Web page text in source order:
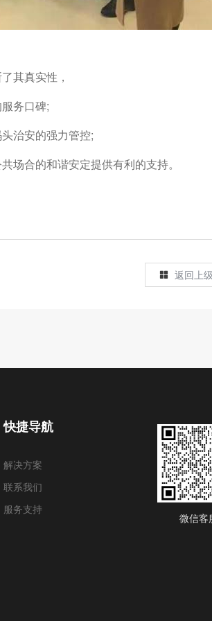
其真实性，
务口碑;
治安的强力管控;
场合的和谐安定提供有利的支持。
返回上
快捷导航
解决方案
联系我们
服务支持
微信客